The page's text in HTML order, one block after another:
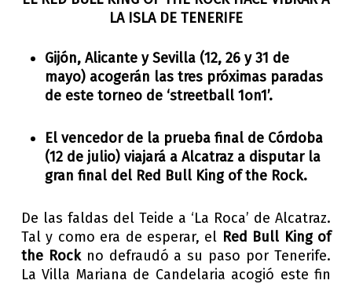
LA ISLA DE TENERIFE
Gijón, Alicante y Sevilla (12, 26 y 31 de
mayo) acogerán las tres próximas paradas
de este torneo de ‘streetball 1on1’.
El vencedor de la prueba final de Córdoba
(12 de julio) viajará a Alcatraz a disputar la
gran final del Red Bull King of the Rock.
De las faldas del Teide a ‘La Roca’ de Alcatraz.
Tal y como era de esperar, el Red Bull King of
the Rockno defraudó a su paso por Tenerife.
La Villa Mariana de Candelaria acogió este fin